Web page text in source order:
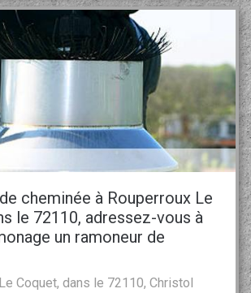
cheminée à Rouperroux Le
le 72110, adressez-vous à
un ramoneur de
Coquet, dans le 72110, Christol